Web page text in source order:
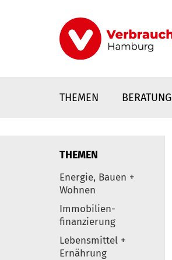
THEMEN BERATUNG
Elemente
THEMEN
Energie, Bauen +
Wohnen
Immobilien-
finanzierung
Lebensmittel +
Ernährung